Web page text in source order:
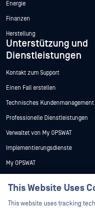
Energie
Finanzen
Herstellung
Unterstützung und
Dienstleistungen
Kontakt zum Support
Einen Fall erstellen
Technisches Kundenmanagement
Professionelle Dienstleistungen
Verwaltet von My OPSWAT
Implementierungsdienste
My OPSWAT
Programm zur Behebung von
This Website Uses
This website uses trackingHey